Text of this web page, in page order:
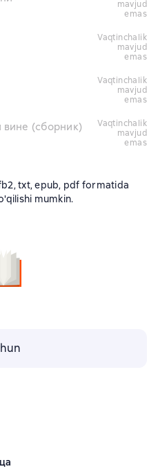
mavjud
emas
vaqtinchalik
mavjud
emas
vaqtinchalik
mavjud
emas
вине (сборник)
vaqtinchalik
mavjud
emas
txt, epub, pdf formatida
mumkin.